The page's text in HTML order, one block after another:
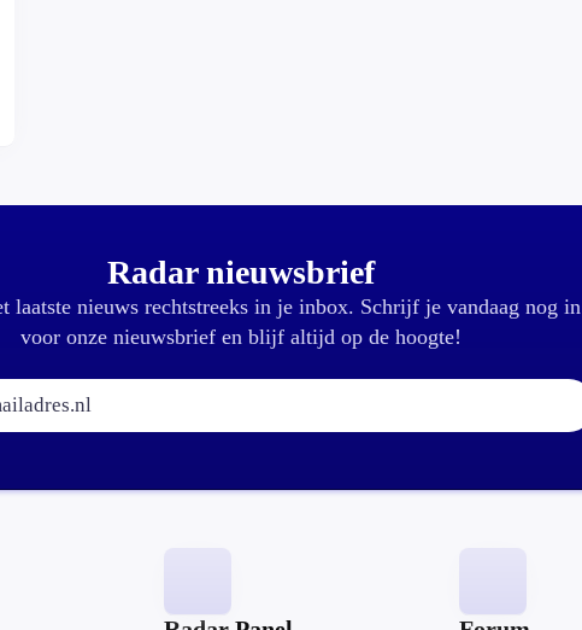
Radar nieuwsbrief
laatste nieuws rechtstreeks in je inbox. Schrijf je vandaag nog in
voor onze nieuwsbrief en blijf altijd op de hoogte!
E-mailadres: